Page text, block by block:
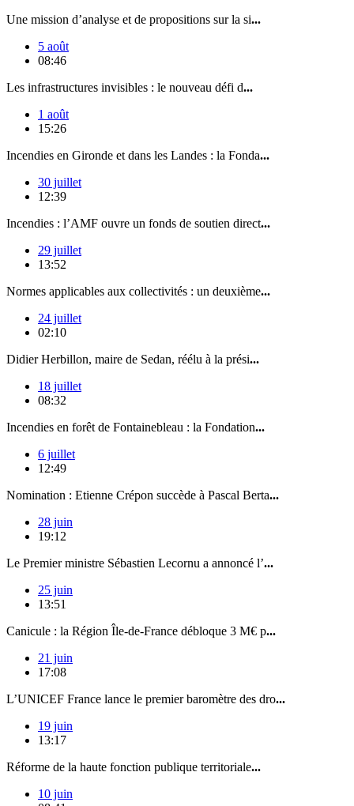
Une mission d’analyse et de propositions sur la si...
5 août
08:46
Les infrastructures invisibles : le nouveau défi d...
1 août
15:26
Incendies en Gironde et dans les Landes : la Fonda...
30 juillet
12:39
Incendies : l’AMF ouvre un fonds de soutien direct...
29 juillet
13:52
Normes applicables aux collectivités : un deuxième...
24 juillet
02:10
Didier Herbillon, maire de Sedan, réélu à la prési...
18 juillet
08:32
Incendies en forêt de Fontainebleau : la Fondation...
6 juillet
12:49
Nomination : Etienne Crépon succède à Pascal Berta...
28 juin
19:12
Le Premier ministre Sébastien Lecornu a annoncé l’...
25 juin
13:51
Canicule : la Région Île-de-France débloque 3 M€ p...
21 juin
17:08
L’UNICEF France lance le premier baromètre des dro...
19 juin
13:17
Réforme de la haute fonction publique territoriale...
10 juin